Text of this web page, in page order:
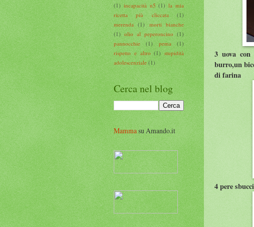
3 uova
burro,un
di farina
4 pere
(1) incapacità n5 (1) la mia
ricetta più cliccata
(1)
merenda (1) morti bianche
(1) olio al peperoncino (1)
pannocchie
(1) pema
(1)
rispetto e altro (1) stupidità
adolescenziale (1)
Cerca nel blog
Mammasu Amando.it